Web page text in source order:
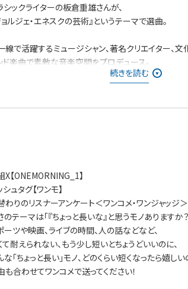
シックライターの板倉重雄さんが、
ョルジェ・エネスクの芸術』というテーマで選曲。
線で活躍するミュージシャン、著名クリエイター、文
ド楽曲で素敵な音楽空間をプロデュース。
かしさを感じるナンバー、新たな出会いとなるような
続きを読む
X【ONEMORNING_1】
ュタグ【ワンモ】
わりのリスナーアンケート＜ワンコメ・ワンジャッジ＞
のテーマは「『ちょっと長いな』と思うモノありますか？
ーツや映画、ライブの時間、人の話などなど、
て耐えられない、もう少し短いとちょうどいいのに、
な「ちょっと長い」モノ、どのくらい短くなったら嬉しい
も合わせてワンコメで送ってください！